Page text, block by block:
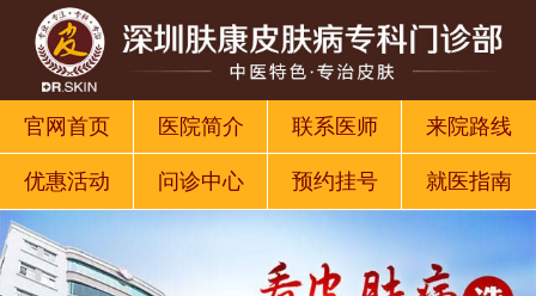
官网首页 医院简介 联系医师 来院路线
优惠活动 问诊中心 预约挂号 就医指南